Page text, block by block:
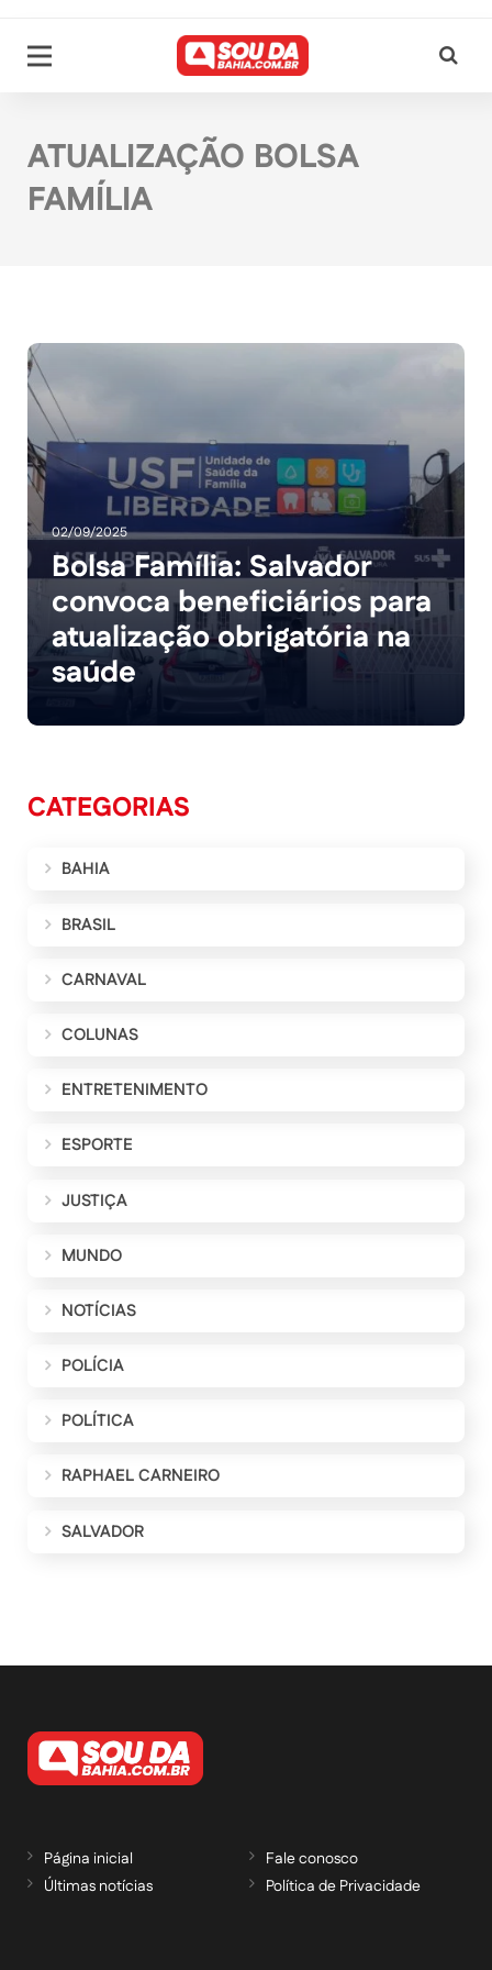
ATUALIZAÇÃO BOLSA
FAMÍLIA
02/09/2025
Bolsa Família: Salvador
convoca beneficiários para
atualização obrigatória na
saúde
CATEGORIAS
BAHIA
BRASIL
CARNAVAL
COLUNAS
ENTRETENIMENTO
ESPORTE
JUSTIÇA
MUNDO
NOTÍCIAS
POLÍCIA
POLÍTICA
RAPHAEL CARNEIRO
SALVADOR
Página inicial
Últimas notícias
Fale conosco
Política de Privacidade